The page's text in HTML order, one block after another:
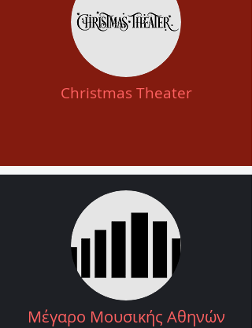
Christmas Theater
Μέγαρο Μουσικής Αθηνών